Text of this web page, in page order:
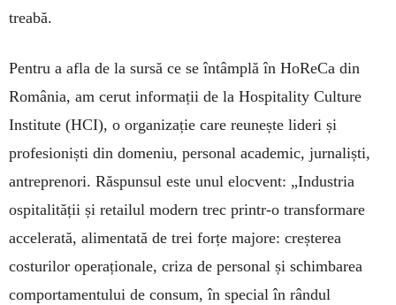
treabă.
Pentru a afla de la sursă ce se întâmplă în HoReCa din
România, am cerut informații de la Hospitality Culture
Institute (HCI), o organizație care reunește lideri și
profesioniști din domeniu, personal academic, jurnaliști,
antreprenori. Răspunsul este unul elocvent: „Industria
ospitalității și retailul modern trec printr-o transformare
accelerată, alimentată de trei forțe majore: creșterea
costurilor operaționale, criza de personal și schimbarea
comportamentului de consum, în special în rândul